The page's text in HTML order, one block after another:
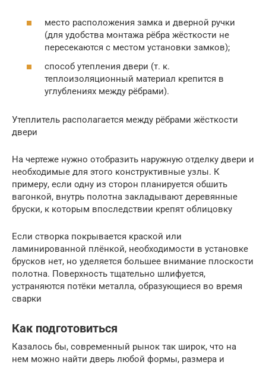
место расположения замка и дверной ручки
(для удобства монтажа рёбра жёсткости не
пересекаются с местом установки замков);
способ утепления двери (т. к.
теплоизоляционный материал крепится в
углублениях между рёбрами).
Утеплитель располагается между рёбрами жёсткости
двери
На чертеже нужно отобразить наружную отделку двери и
необходимые для этого конструктивные узлы. К
примеру, если одну из сторон планируется обшить
вагонкой, внутрь полотна закладывают деревянные
бруски, к которым впоследствии крепят облицовку
Если створка покрывается краской или
ламинированной плёнкой, необходимости в установке
брусков нет, но уделяется большее внимание плоскости
полотна. Поверхность тщательно шлифуется,
устраняются потёки металла, образующиеся во время
сварки
Как подготовиться
Казалось бы, современный рынок так широк, что на
нем можно найти дверь любой формы, размера и